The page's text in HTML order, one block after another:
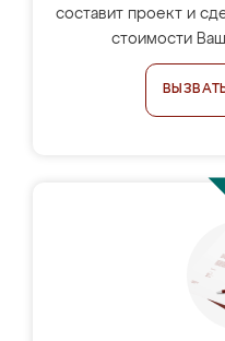
составит проект и
стоимости